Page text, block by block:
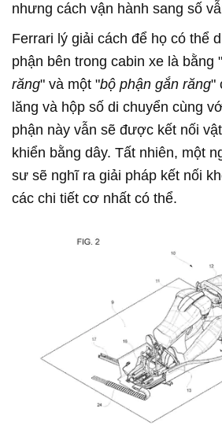
nhưng cách vận hành sang số
Ferrari lý giải cách để họ có thể
phận bên trong cabin xe là bằng "
răng" và một "bộ phận gắn răng"
lăng và hộp số di chuyển cùng
phận này vẫn sẽ được kết nối
khiển bằng dây. Tất nhiên, một
sư sẽ nghĩ ra giải pháp kết nối
các chi tiết cơ nhất có thể.